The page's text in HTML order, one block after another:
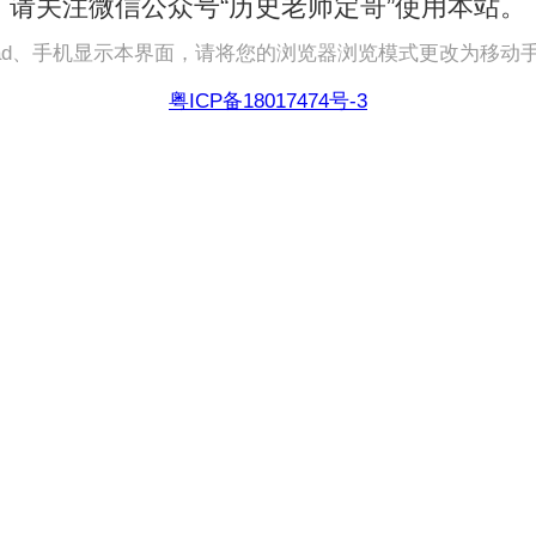
请关注微信公众号“历史老师定哥”使用本站。
、手机显示本界面，请将您的浏览器浏览模式更改为移动
粤ICP备18017474号-3